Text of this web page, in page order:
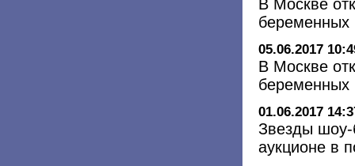
В Москве
05.06.2017
В Москве
01.06.2017
Звезды шоу-
аукционе в